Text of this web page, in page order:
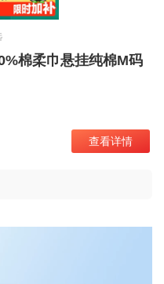
棉柔巾悬挂纯棉M码
查看详情